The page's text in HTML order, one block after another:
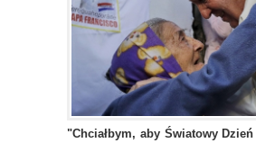
"Chciałbym, aby Światowy